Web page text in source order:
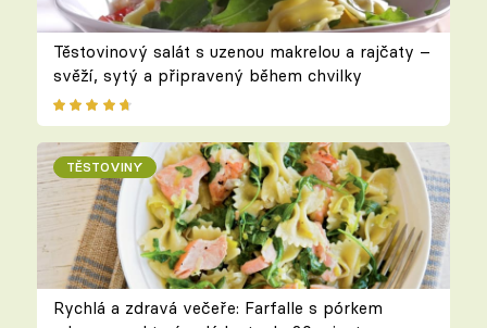
Těstovinový salát s uzenou makrelou a rajčaty –
svěží, sytý a připravený během chvilky
TĚSTOVINY
Rychlá a zdravá večeře: Farfalle s pórkem